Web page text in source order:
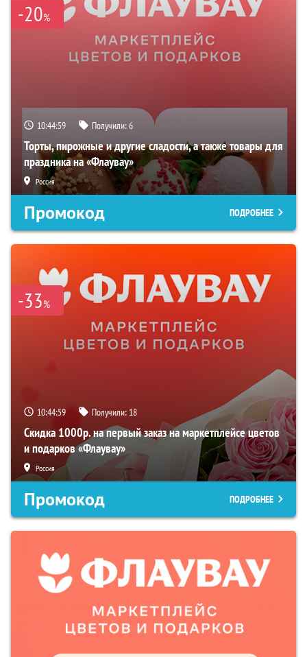
-20%
10:44:58 Получили:6
Торты, пирожные и другие сладости, а также товары для
праздника на «Флаувау»
Россия
Промокод ПОДРОБНЕЕ
-33%
10:44:58 Получили: 18
Скидка 1000р. на первый заказ на маркетплейсе цветов
и подарков «Флаувау»
Россия
Промокод ПОДРОБНЕЕ